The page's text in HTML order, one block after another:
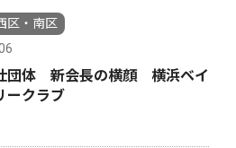
区・南区
団体 新会長の横顔 横浜ベイ
ークラブ